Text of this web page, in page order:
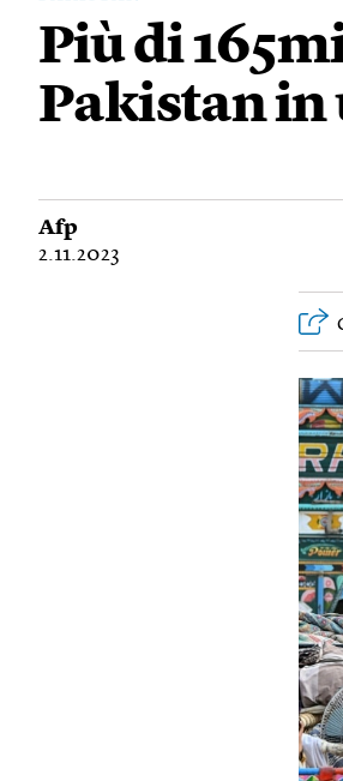
Più di
Pakistan in
Afp
2.11.2023